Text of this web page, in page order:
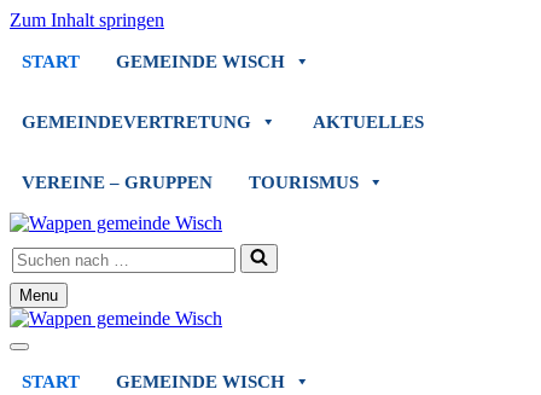
Zum Inhalt springen
START GEMEINDE WISCH
GEMEINDEVERTRETUNG AKTUELLES
VEREINE – GRUPPEN TOURISMUS
Suchen
nach …
Menu
Navigationsmenü
Navigationsmenü
START GEMEINDE WISCH